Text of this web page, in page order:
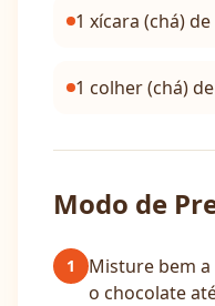
1 xícara (chá)
1 colher (chá)
Modo de
1
Misture bem
o chocolate